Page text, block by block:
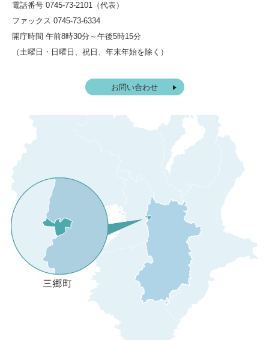
電話番号 0745-73-2101（代表）
ファックス 0745-73-6334
開庁時間 午前8時30分～午後5時15分
（土曜日・日曜日、祝日、年末年始を除く）
お問い合わせ